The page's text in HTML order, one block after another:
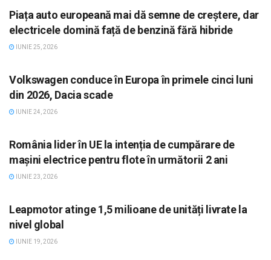
Piața auto europeană mai dă semne de creștere, dar
electricele domină față de benzină fără hibride
IUNIE 25, 2026
Volkswagen conduce în Europa în primele cinci luni
din 2026, Dacia scade
IUNIE 24, 2026
România lider în UE la intenția de cumpărare de
mașini electrice pentru flote în următorii 2 ani
IUNIE 23, 2026
Leapmotor atinge 1,5 milioane de unități livrate la
nivel global
IUNIE 19, 2026